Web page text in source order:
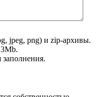
jpeg, png) и zip-архивы.